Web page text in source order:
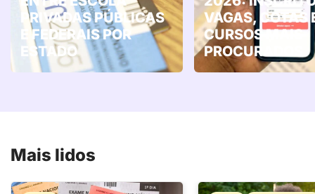
PRIVADAS PÚBLICAS
E FEDERAIS POR
ESTADO
VAGAS, COTAS
CURSOS MAIS
PROCURADOS
Mais lidos